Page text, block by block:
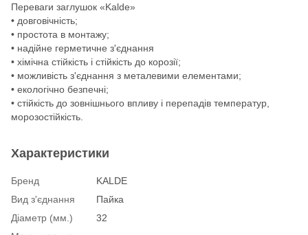
Переваги заглушок «Kalde»
• довговічність;
• простота в монтажу;
• надійне герметичне з'єднання
• хімічна стійкість і стійкість до корозії;
• можливість з'єднання з металевими елементами;
• екологічно безпечні;
• стійкість до зовнішнього впливу і перепадів температур,
морозостійкість.
Характеристики
Бренд
KALDE
Вид з'єднання
Пайка
Діаметр (мм.)
32